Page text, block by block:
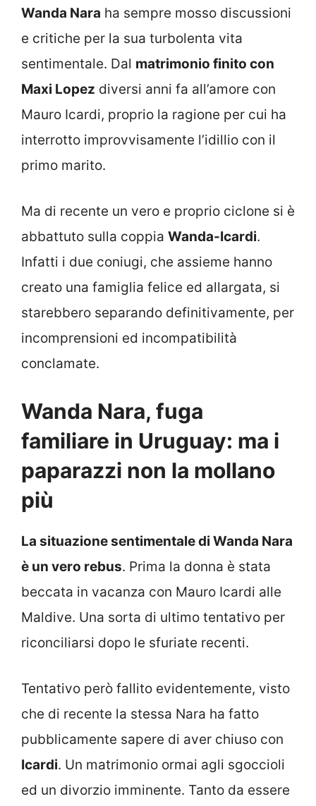
Wanda Nara ha sempre mosso discussioni
e critiche per la sua turbolenta vita
sentimentale. Dal matrimonio finito con
Maxi Lopez diversi anni fa all’amore con
Mauro Icardi, proprio la ragione per cui ha
interrotto improvvisamente l’idillio con il
primo marito.
Ma di recente un vero e proprio ciclone si è
abbattuto sulla coppia Wanda-Icardi.
Infatti i due coniugi, che assieme hanno
creato una famiglia felice ed allargata, si
starebbero separando definitivamente, per
incomprensioni ed incompatibilità
conclamate.
Wanda Nara, fuga
familiare in Uruguay: ma i
paparazzi non la mollano
più
La situazione sentimentale di Wanda Nara
è un vero rebus. Prima la donna è stata
beccata in vacanza con Mauro Icardi alle
Maldive. Una sorta di ultimo tentativo per
riconciliarsi dopo le sfuriate recenti.
Tentativo però fallito evidentemente, visto
che di recente la stessa Nara ha fatto
pubblicamente sapere di aver chiuso con
Icardi. Un matrimonio ormai agli sgoccioli
ed un divorzio imminente. Tanto da essere